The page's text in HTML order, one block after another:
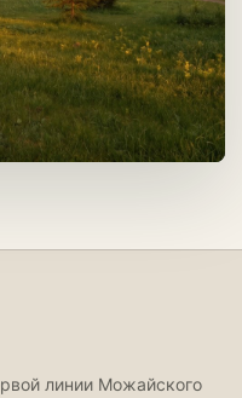
линии Можайского